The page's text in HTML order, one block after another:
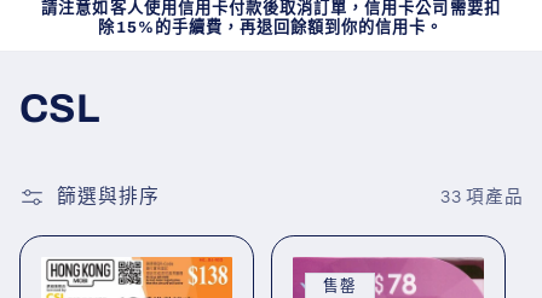
請注意如客人使用信用卡付款後取消訂單，信用卡公司需要扣
除15%的手續費，再退回餘額到你的信用卡。
商
系
列
CSL
篩選與排序 33 項產品
售罄